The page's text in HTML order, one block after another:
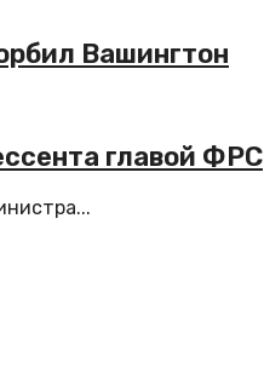
Вашингтон
главой ФРС